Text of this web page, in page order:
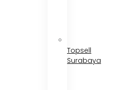
Topsell
Surabaya